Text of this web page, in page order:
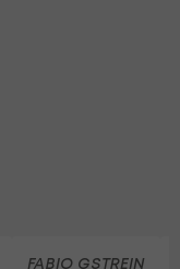
FABIO GSTREIN